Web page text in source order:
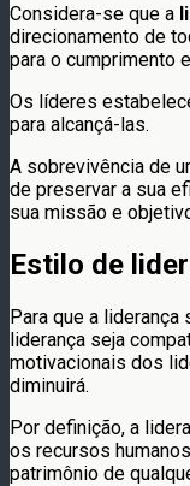
Considera-se que a
direcionamento de
para o cumprimento
Os líderes
para alcançá-las.
A sobrevivência de
de preservar a sua
sua missão e
Estilo de
Para que a
liderança seja
motivacionais dos
diminuirá.
Por definição, a
os recursos
patrimônio de